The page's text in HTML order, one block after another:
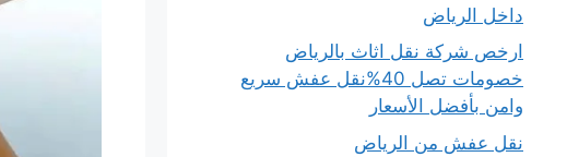
داخل الرياض
ارخص شركة نقل اثاث بالرياض
خصومات تصل 40%نقل عفش سريع
وامن بأفضل الأسعار
نقل عفش من الرياض